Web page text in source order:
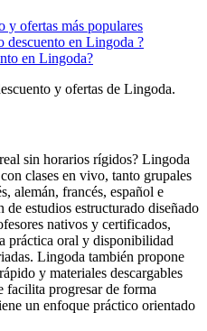
y ofertas más populares
descuento en Lingoda ?
en Lingoda?
y ofertas de Lingoda.
sin horarios rígidos? Lingoda
clases en vivo, tanto grupales
alemán, francés, español e
estudios estructurado diseñado
nativos y certificados,
práctica oral y disponibilidad
Lingoda también propone
y materiales descargables
facilita progresar de forma
un enfoque práctico orientado